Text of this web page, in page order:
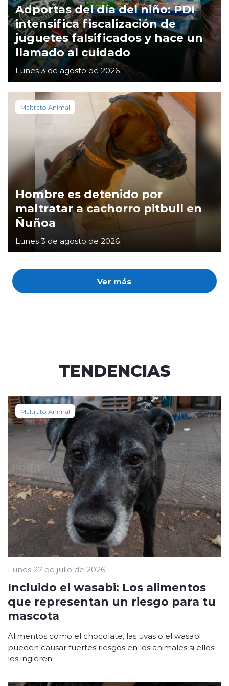
Ver más
Adportas del día del niño: PDI
intensifica fiscalización de
juguetes falsificados y hace un
llamado al cuidado
Lunes 3 de agosto de 2026
Maltrato Animal
Hombre es detenido por
maltratar a cachorro pitbull en
Ñuñoa
Lunes 3 de agosto de 2026
TENDENCIAS
Maltrato Animal
Lunes 27 de julio de 2026
Incluido el wasabi: Los alimentos
que representan un riesgo para tu
mascota
Alimentos como el chocolate, las uvas o el wasabi
pueden causar fuertes riesgos en los animales si ellos
los ingieren.